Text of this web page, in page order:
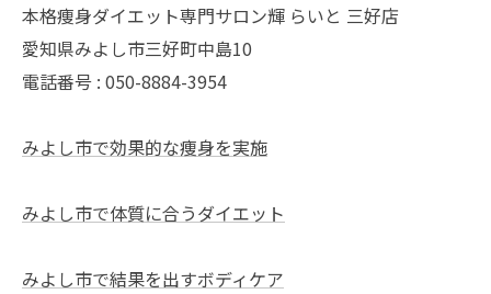
本格痩身ダイエット専門サロン輝 らいと 三好店
愛知県みよし市三好町中島10
電話番号 : 050-8884-3954
みよし市で効果的な痩身を実施
みよし市で体質に合うダイエット
みよし市で結果を出すボディケア